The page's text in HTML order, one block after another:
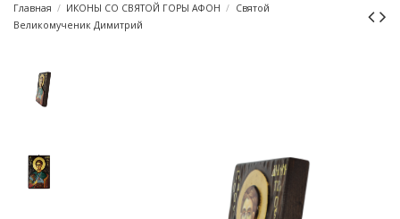
Главная ИКОНЫ СО СВЯТОЙ ГОРЫ АФОН
Святой
Великомученик Димитрий